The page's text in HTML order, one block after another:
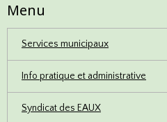
Menu
Services municipaux
Info pratique et administrative
Syndicat des EAUX